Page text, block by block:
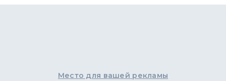
Место для вашей рекламы